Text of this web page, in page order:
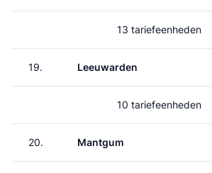
13 tariefeenheden
19. Leeuwarden
10 tariefeenheden
20. Mantgum